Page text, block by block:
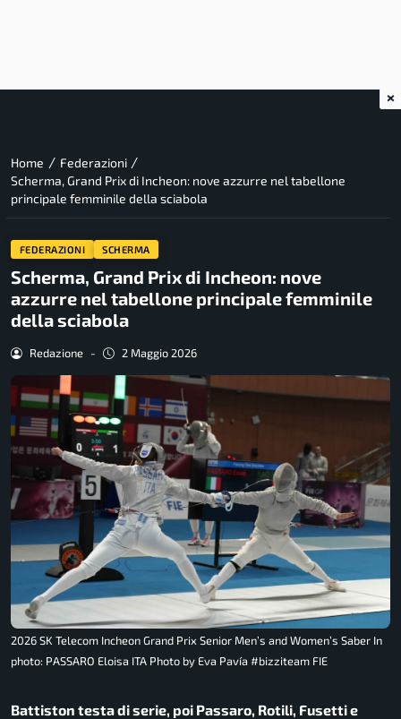
Home / Federazioni /
Scherma, Grand Prix di Incheon: nove azzurre nel tabellone
principale femminile della sciabola
FEDERAZIONI SCHERMA
Scherma, Grand Prix di Incheon: nove
azzurre nel tabellone principale femminile
della sciabola
Redazione - 2 Maggio 2026
2026 SK Telecom Incheon Grand Prix Senior Men’s and Women’s Saber In
photo: PASSARO Eloisa ITA Photo by Eva Pavía #bizziteam FIE
Battiston testa di serie, poi Passaro, Rotili, Fusetti e
×